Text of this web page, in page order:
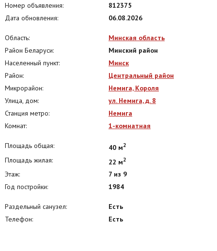
Номер объявления:
812375
Дата обновления:
06.08.2026
Область:
Минская область
Район Беларуси:
Минский район
Населенный пункт:
Минск
Район:
Центральный район
Микрорайон:
Немига, Короля
Улица, дом:
ул. Немига, д. 8
Станция метро:
Немига
Комнат:
1-комнатная
Площадь общая: 40 м2
Площадь жилая: 22 м2
Этаж:
7 из 9
Год постройки:
1984
Раздельный санузел:
Есть
Телефон:
Есть